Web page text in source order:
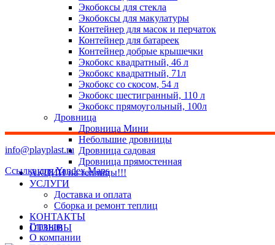
Экобоксы для стекла
Экобоксы для макулатуры
Контейнер для масок и перчаток
Контейнер для батареек
Контейнер добрые крышечки
Экобокс квадратный, 46 л
Экобокс квадратный, 71л
Экобокс со скосом, 54 л
Экобокс шестигранный, 110 л
Экобокс прямоугольный, 100л
Дровница
Дровница Мини
Небольшие дровницы
Дровница садовая
Дровница прямостенная
АКЦИИ на теплицы!!!
УСЛУГИ
Доставка и оплата
Сборка и ремонт теплиц
КОНТАКТЫ
ОТЗЫВЫ
info@playplast.ru
Ссылка для Yandex Maps
Главная
О компании